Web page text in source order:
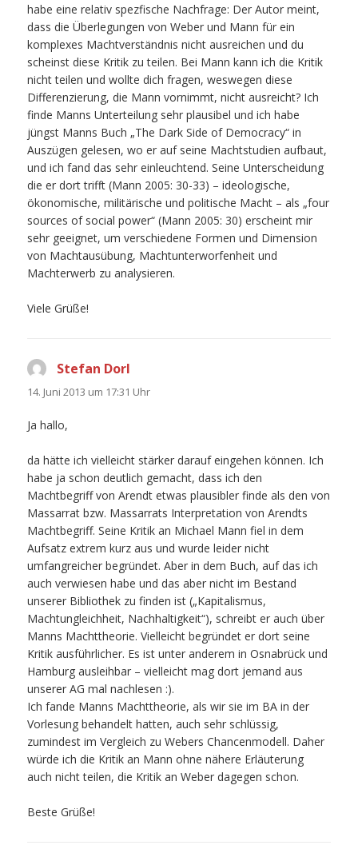
habe eine relativ spezfische Nachfrage: Der Autor meint,
dass die Überlegungen von Weber und Mann für ein
komplexes Machtverständnis nicht ausreichen und du
scheinst diese Kritik zu teilen. Bei Mann kann ich die Kritik
nicht teilen und wollte dich fragen, weswegen diese
Differenzierung, die Mann vornimmt, nicht ausreicht? Ich
finde Manns Unterteilung sehr plausibel und ich habe
jüngst Manns Buch „The Dark Side of Democracy“ in
Auszügen gelesen, wo er auf seine Machtstudien aufbaut,
und ich fand das sehr einleuchtend. Seine Unterscheidung
die er dort trifft (Mann 2005: 30-33) – ideologische,
ökonomische, militärische und politische Macht – als „four
sources of social power“ (Mann 2005: 30) erscheint mir
sehr geeignet, um verschiedene Formen und Dimension
von Machtausübung, Machtunterworfenheit und
Machterwerb zu analysieren.
Viele Grüße!
Stefan Dorl
14. Juni 2013 um 17:31 Uhr
Ja hallo,
da hätte ich vielleicht stärker darauf eingehen können. Ich
habe ja schon deutlich gemacht, dass ich den
Machtbegriff von Arendt etwas plausibler finde als den von
Massarrat bzw. Massarrats Interpretation von Arendts
Machtbegriff. Seine Kritik an Michael Mann fiel in dem
Aufsatz extrem kurz aus und wurde leider nicht
umfangreicher begründet. Aber in dem Buch, auf das ich
auch verwiesen habe und das aber nicht im Bestand
unserer Bibliothek zu finden ist („Kapitalismus,
Machtungleichheit, Nachhaltigkeit“), schreibt er auch über
Manns Machttheorie. Vielleicht begründet er dort seine
Kritik ausführlicher. Es ist unter anderem in Osnabrück und
Hamburg ausleihbar – vielleicht mag dort jemand aus
unserer AG mal nachlesen :).
Ich fande Manns Machttheorie, als wir sie im BA in der
Vorlesung behandelt hatten, auch sehr schlüssig,
zumindest im Vergleich zu Webers Chancenmodell. Daher
würde ich die Kritik an Mann ohne nähere Erläuterung
auch nicht teilen, die Kritik an Weber dagegen schon.
Beste Grüße!